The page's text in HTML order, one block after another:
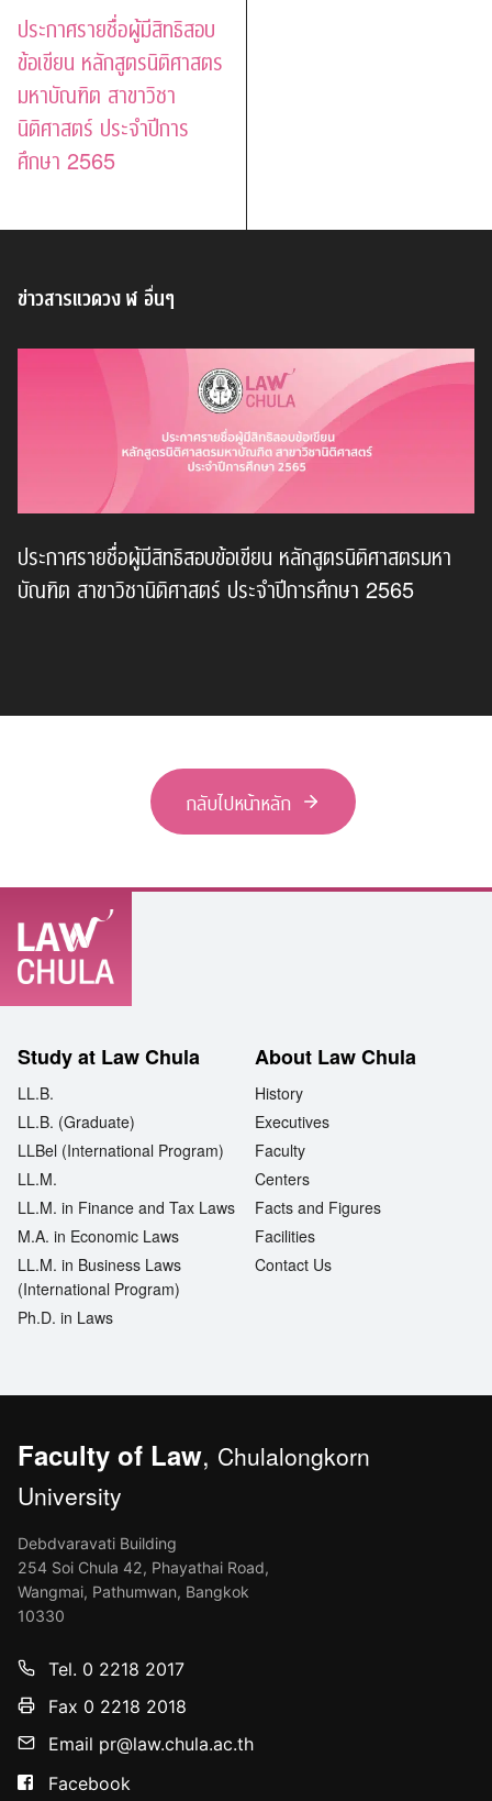
ประกาศรายชื่อผู้มีสิทธิสอบ
ข้อเขียน หลักสูตรนิติศาสตร
มหาบัณฑิต สาขาวิชา
นิติศาสตร์ ประจำปีการ
ศึกษา 2565
ข่าวสารแวดวง ฬ อื่นๆ
ประกาศรายชื่อผู้มีสิทธิสอบข้อเขียน หลักสูตรนิติศาสตรมหา
บัณฑิต สาขาวิชานิติศาสตร์ ประจำปีการศึกษา 2565
กลับไปหน้าหลัก
Study at Law Chula
LL.B.
LL.B. (Graduate)
LLBel (International Program)
LL.M.
LL.M. in Finance and Tax Laws
M.A. in Economic Laws
LL.M. in Business Laws
(International Program)
Ph.D. in Laws
About Law Chula
History
Executives
Faculty
Centers
Facts and Figures
Facilities
Contact Us
Faculty of Law, Chulalongkorn
University
Debdvaravati Building
254 Soi Chula 42, Phayathai Road,
Wangmai, Pathumwan, Bangkok
10330
Tel. 0 2218 2017
Fax 0 2218 2018
Email pr@law.chula.ac.th
Facebook